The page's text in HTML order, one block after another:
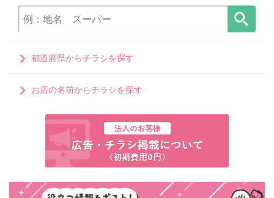
都道府県からチラシを探す
お店の名前からチラシを探す